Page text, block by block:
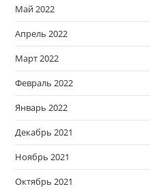
Май 2022
Апрель 2022
Март 2022
Февраль 2022
Январь 2022
Декабрь 2021
Ноябрь 2021
Октябрь 2021